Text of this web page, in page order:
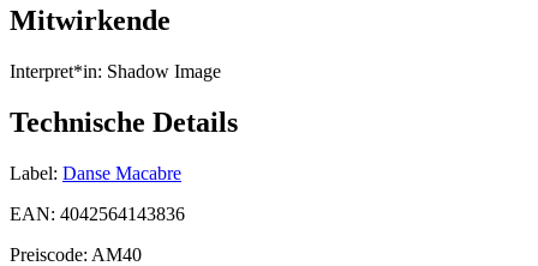
Mitwirkende
Interpret*in: Shadow Image
Technische Details
Label: Danse Macabre
EAN: 4042564143836
Preiscode: AM40